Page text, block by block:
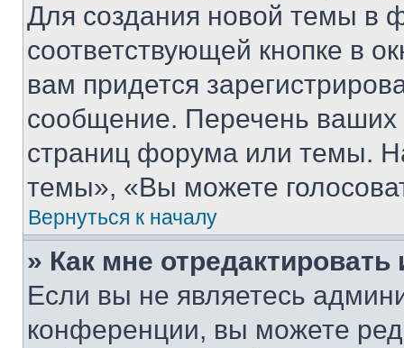
Для создания новой темы в
соответствующей кнопке в
вам придется
сообщение. Перечень ваших
страниц форума или темы.
темы», «Вы можете
Вернуться к началу
» Как мне
Если вы не являетесь
конференции, вы можете